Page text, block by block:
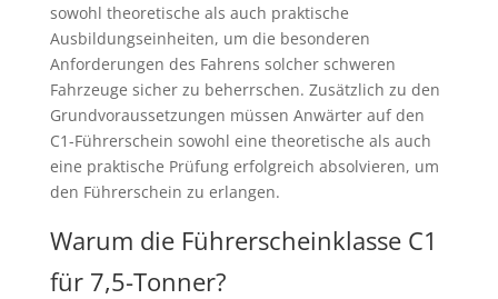
sowohl theoretische als auch praktische
Ausbildungseinheiten, um die besonderen
Anforderungen des Fahrens solcher schweren
Fahrzeuge sicher zu beherrschen. Zusätzlich zu den
Grundvoraussetzungen müssen Anwärter auf den
C1-Führerschein sowohl eine theoretische als auch
eine praktische Prüfung erfolgreich absolvieren, um
den Führerschein zu erlangen.
Warum die Führerscheinklasse C1
für 7,5-Tonner?